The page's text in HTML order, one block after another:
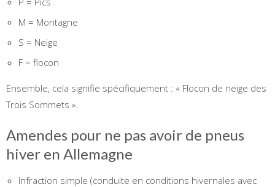
M = Montagne
S = Neige
F = flocon
Ensemble, cela signifie spécifiquement : « Flocon de neige des
Trois Sommets ».
Amendes pour ne pas avoir de pneus
hiver en Allemagne
Infraction simple (conduite en conditions hivernales avec